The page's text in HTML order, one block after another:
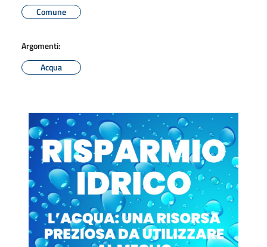
Comune
Argomenti:
Acqua